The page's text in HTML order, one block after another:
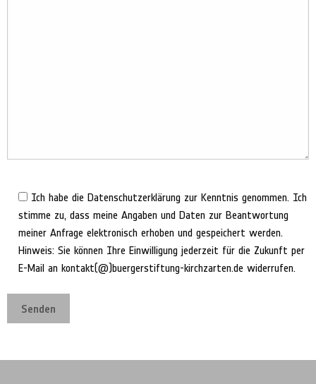
Ich habe die Datenschutzerklärung zur Kenntnis genommen. Ich
stimme zu, dass meine Angaben und Daten zur Beantwortung
meiner Anfrage elektronisch erhoben und gespeichert werden.
Hinweis: Sie können Ihre Einwilligung jederzeit für die Zukunft per
E-Mail an kontakt(@)buergerstiftung-kirchzarten.de widerrufen.